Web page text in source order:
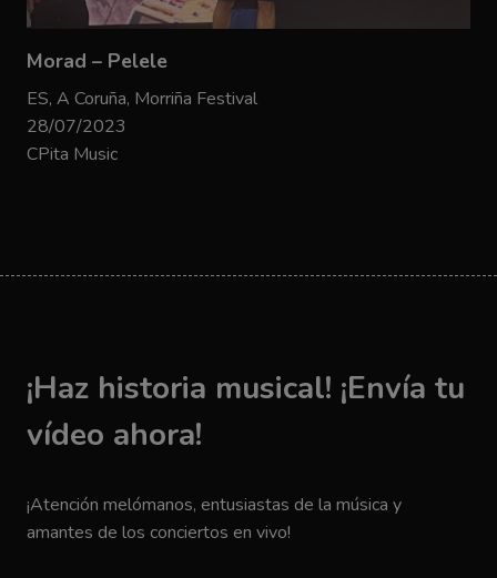
Morad – Pelele
ES, A Coruña, Morriña Festival
28/07/2023
CPita Music
¡Haz historia musical! ¡Envía tu
vídeo ahora!
¡Atención melómanos, entusiastas de la música y
amantes de los conciertos en vivo!